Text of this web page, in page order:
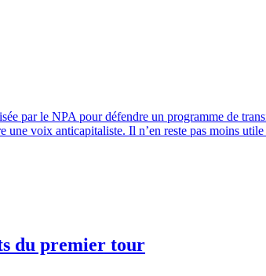
par le NPA pour défendre un programme de
une voix anticapitaliste. Il n’en reste pas moins
du premier tour